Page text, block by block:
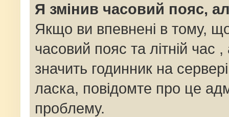
Я змінив часовий пояс,
Якщо ви впевнені в тому,
часовий пояс та літній час
значить годинник на
ласка, повідомте про це
проблему.